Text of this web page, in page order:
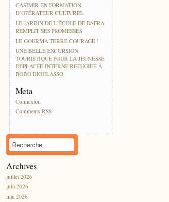
CASIMIR EN FORMATION
D’OPÉRATEUR CULTUREL
LE JARDIN DE L’ÉCOLE DE DAFRA
REMPLIT SES PROMESSES
LE GOURMA TERRE COURAGE !
UNE BELLE EXCURSION
TOURISTIQUE POUR LA JEUNESSE
DÉPLACÉE INTERNE RÉFUGIÉE À
BOBO DIOULASSO
Meta
Connexion
Comments RSS
Archives
juillet 2026
juin 2026
mai 2026